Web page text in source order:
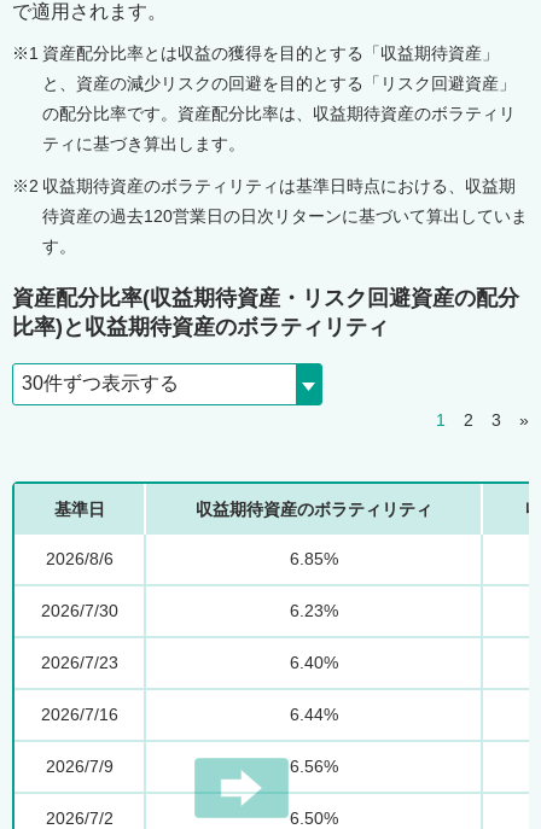
で適用されます。
※1 資産配分比率とは収益の獲得を目的とする「収益期待資産」
と、資産の減少リスクの回避を目的とする「リスク回避資産」
の配分比率です。資産配分比率は、収益期待資産のボラティリ
ティに基づき算出します。
※2 収益期待資産のボラティリティは基準日時点における、収益期
待資産の過去120営業日の日次リターンに基づいて算出していま
す。
資産配分比率(収益期待資産・リスク回避資産の配分
比率)と収益期待資産のボラティリティ
1 2 3 »
基準日 収益期待資産のボラティリティ
2026/8/6 6.85%
2026/7/30 6.23%
2026/7/23 6.40%
2026/7/16 6.44%
2026/7/9 6.56%
2026/7/2 6.50%